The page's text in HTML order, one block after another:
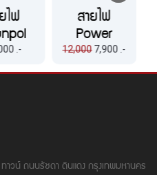
ไฟ
ll
.-
สายไฟ
Power
Chord
Khunpol
12,0007,900 .-
วน์ ถนนรัชดา ดินแดง กรุงเทพมหานคร